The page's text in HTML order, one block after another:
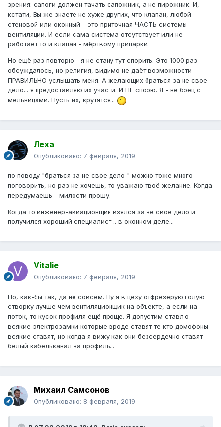
зрения: сапоги должен тачать сапожник, а не пирожник. И,
кстати, Вы же знаете не хуже других, что клапан, любой -
стеновой или оконный - это приточная ЧАСТЬ системы
вентиляции. И если сама система отсутствует или не
работает то и клапан - мёртвому припарки.
Но ещё раз повторю - я не стану тут спорить. Это 1000 раз
обсуждалось, но религия, видимо не даёт возможности
ПРАВИЛЬНО услышать меня. А желающих браться за не свое
дело... я предоставляю их участи. И НЕ спорю. Я - не боец с
мельницами. Пусть их, крутятся...
Леха
Опубликовано: 7 февраля, 2019
по поводу "браться за не свое дело " можно тоже много
поговорить, но раз не хочешь, то уважаю твоё желание. Когда
передумаешь - милости прошу.
Когда то инженер-авиационщик взялся за не своё дело и
получился хороший специалист .. в оконном деле...
Vitalie
Опубликовано: 7 февраля, 2019
Но, как-бы так, да не совсем. Ну я в цеху отфрезерую голую
створку лучше чем вентиляционщик на объекте, а если на
поток, то кусок профиля ещё проще. Я допустим ставлю
всякие электрозамки которые вроде ставят те кто домофоны
всякие ставят, но когда я вижу как они безсердечно ставят
белый кабельканал на профиль...
Михаил Самсонов
Опубликовано: 8 февраля, 2019